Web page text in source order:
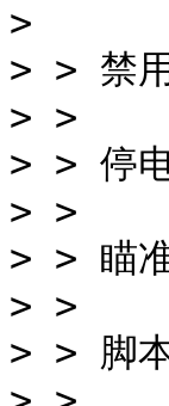
>
> > 禁
> >
> > 停
> >
> > 瞄准
> >
> > 脚